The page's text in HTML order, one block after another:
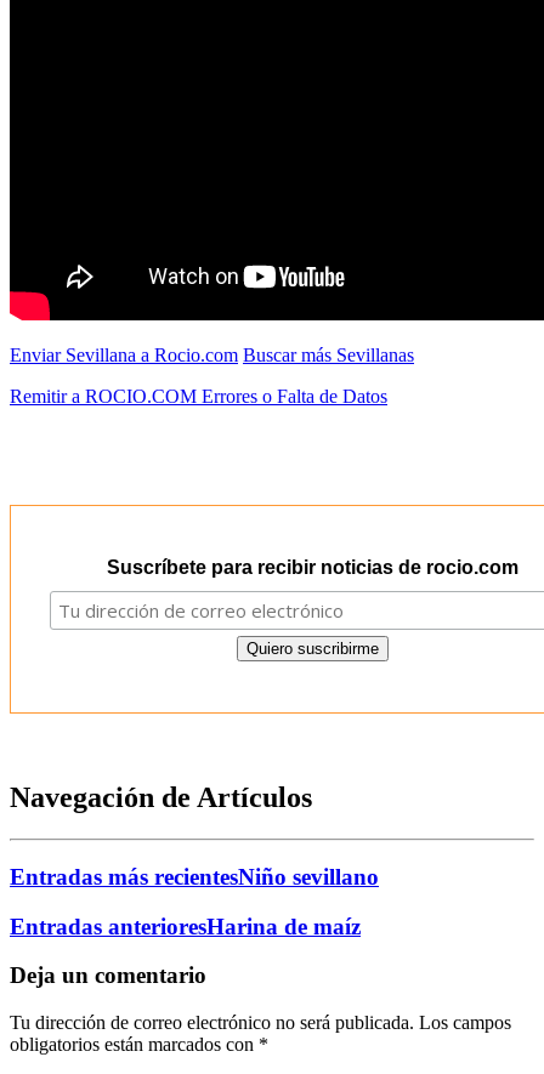
Enviar Sevillana a Rocio.com Buscar más Sevillanas
Remitir a ROCIO.COM Errores o Falta de Datos
Suscríbete para recibir noticias de rocio.com
Navegación de Artículos
Entradas más recientesNiño sevillano
Entradas anterioresHarina de maíz
Deja un comentario
Tu dirección de correo electrónico no será publicada. Los campos
obligatorios están marcados con *